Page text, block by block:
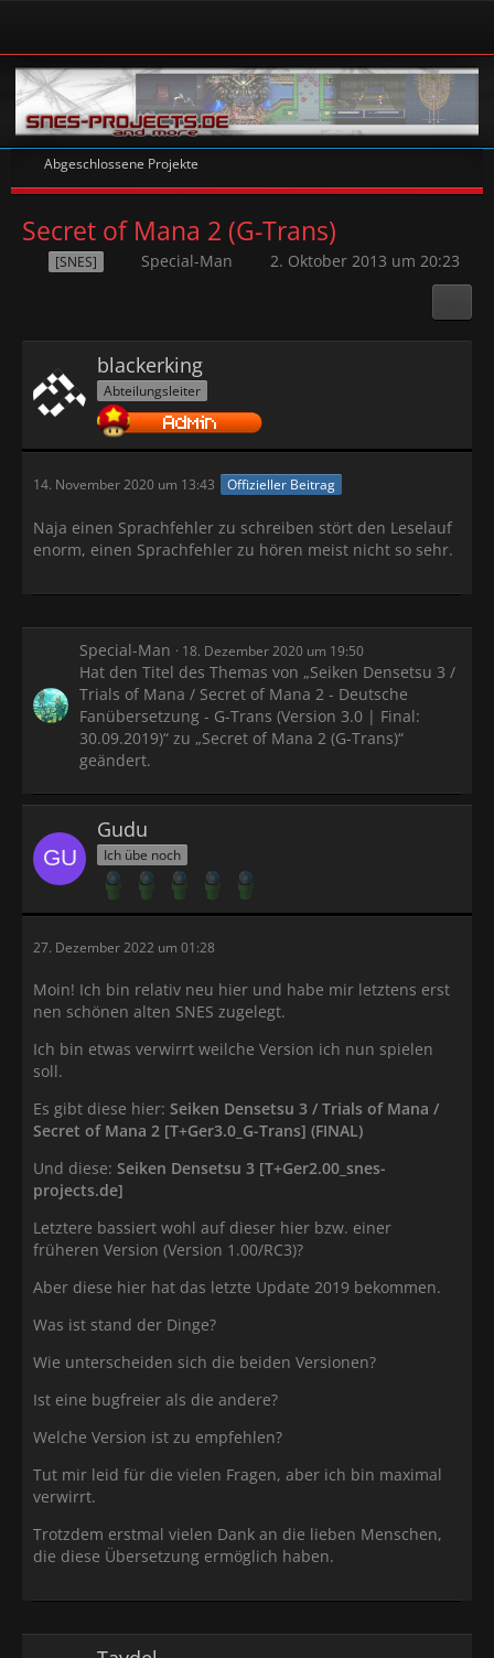
Abgeschlossene Projekte
Secret of Mana 2 (G-Trans)
[SNES] Special-Man 2. Oktober 2013 um 20:23
blackerking
Abteilungsleiter
14. November 2020 um 13:43 Offizieller Beitrag
Naja einen Sprachfehler zu schreiben stört den Leselauf
enorm, einen Sprachfehler zu hören meist nicht so sehr.
Special-Man 18. Dezember 2020 um 19:50
Hat den Titel des Themas von „Seiken Densetsu 3 /
Trials of Mana / Secret of Mana 2 - Deutsche
Fanübersetzung - G-Trans (Version 3.0 | Final:
30.09.2019)“ zu „Secret of Mana 2 (G-Trans)“
geändert.
Gudu
Ich übe noch
27. Dezember 2022 um 01:28
Moin! Ich bin relativ neu hier und habe mir letztens erst
nen schönen alten SNES zugelegt.
Ich bin etwas verwirrt weilche Version ich nun spielen
soll.
Es gibt diese hier: Seiken Densetsu 3 / Trials of Mana /
Secret of Mana 2 [T+Ger3.0_G-Trans] (FINAL)
Und diese: Seiken Densetsu 3 [T+Ger2.00_snes-
projects.de]
Letztere bassiert wohl auf dieser hier bzw. einer
früheren Version (Version 1.00/RC3)?
Aber diese hier hat das letzte Update 2019 bekommen.
Was ist stand der Dinge?
Wie unterscheiden sich die beiden Versionen?
Ist eine bugfreier als die andere?
Welche Version ist zu empfehlen?
Tut mir leid für die vielen Fragen, aber ich bin maximal
verwirrt.
Trotzdem erstmal vielen Dank an die lieben Menschen,
die diese Übersetzung ermöglich haben.